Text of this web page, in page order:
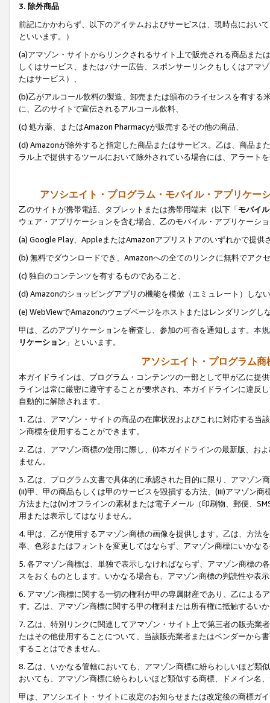
3. 除外商品
前記にかかわらず、以下のアイテムおよびサービスは、現時点におい
といいます。）
(a)アマゾン・サイトからリンクされるサイト上で販売される商品ま
しくはサービス、またはバナー広告、スポンサーリンクもしくはアマ
たはサービス）、
(b)乙がアルコール飲料の製造、卸売または頒布のライセンスを有す
に、乙のサイトで宣伝されるアルコール飲料、
(c) 処方薬、またはAmazon Pharmacyが販売するその他の商品、
(d) Amazonが除外すると指定した商品またはサービス。乙は、商品ま
ラル上で提供するツールにおいて除外されている場合には、アラート
アソシエイト・プログラム・モバイル・アプリケー
乙のサイトが携帯電話、タブレットまたは携帯用端末（以下「モバイ
ウェア・アプリケーションを含む場合、乙のモバイル・アプリケーシ
(a) Google Play、AppleまたはAmazonアプリストアのいずれかで提供
(b) 無料でダウンロードでき、Amazonへの全てのリンクに無料でアク
(c) 独自のコンテンツを有するものであること、
(d) Amazonのショッピングアプリの機能を模倣（エミュレート）しな
(e) WebViewでAmazonのウェブページをホストまたはレンダリングし
甲は、乙のアプリケーションを審査し、参加の可否を通知します。 本
リケーション 」といいます。
アソシエイト・プログラム
本ガイドラインは、プログラム・コンテンツの一部として甲が乙に提
ラインは常に厳密に遵守することが要求され、本ガイドラインに違反
自動的に解除されます。
1. 乙は、アマゾン・サイトの商品の在庫状況およびこれに対応する
ン商標を使用することができます。
2. 乙は、アマゾン商標の使用に際し、(i)本ガイドラインの最新版、お
ません。
3. 乙は、プログラム文書で具体的に承認された目的に限り、アマゾン
(ii)甲、甲の商品もしくは甲のサービスを毀損する方法、(iii)アマゾン
方法または(iv)オフラインの素材または電子メール（印刷物、郵便、
用または表示してはなりません。
4. 甲は、乙が使用するアマゾン商標の画像を提供します。乙は、方
率、色彩またはフォントを変更してはならず、アマゾン商標にいかな
5. 各アマゾン商標は、単独で表示しなければならず、アマゾン商標
スをおくものとします。いかなる場合も、アマゾン商標の判読性や表
6. アマゾン商標に関する一切の権利が甲の専属財産であり、乙による
す。乙は、アマゾン商標に関する甲の権利または所有権に抵触するい
7. 乙は、特別リンクに関連してアマゾン・サイト上で第三者の販売
たはその他使用することについて、当該販売業者またはベンダーから
することはできません。
8. 乙は、いかなる管轄においても、アマゾン商標に紛らわしいほど類
おいても、アマゾン商標に紛らわしいほど類似する商標、ドメイン名
甲は、アソシエイト・サイトに改定のお知らせまたは改定後の商標ガ